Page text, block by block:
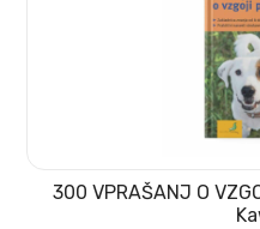
300 VPRAŠANJ O